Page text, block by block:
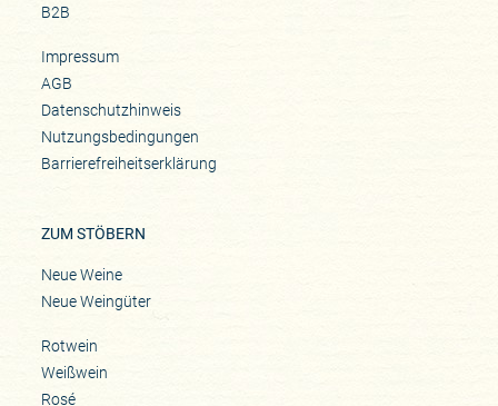
B2B
Impressum
AGB
Datenschutzhinweis
Nutzungsbedingungen
Barrierefreiheitserklärung
ZUM STÖBERN
Neue Weine
Neue Weingüter
Rotwein
Weißwein
Rosé